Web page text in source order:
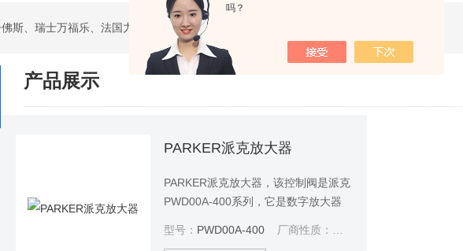
吗？
产品展示
PARKER派克放大器
PARKER派克放大器，该控制阀是派克
PWD00A-400系列，它是数字放大器
制阀，实现其功能的良好运行。它在工
型号： PWD00A-400厂商性质：